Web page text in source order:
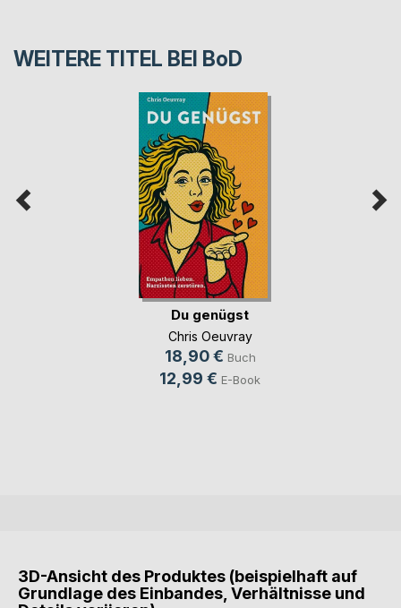
WEITERE TITEL BEI BoD
Du genügst
Chris Oeuvray
18,90 € Buch
12,99 € E-Book
3D-Ansicht des Produktes (beispielhaft auf
Grundlage des Einbandes, Verhältnisse und